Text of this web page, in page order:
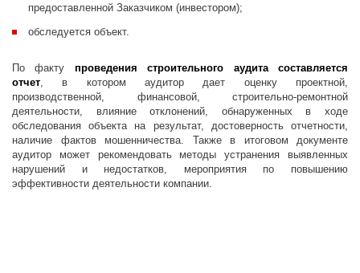
предоставленной Заказчиком (инвестором);
обследуется объект.
По факту проведения строительного аудита составляется
отчет, в котором аудитор дает оценку проектной,
производственной, финансовой, строительно-ремонтной
деятельности, влияние отклонений, обнаруженных в ходе
обследования объекта на результат, достоверность отчетности,
наличие фактов мошенничества. Также в итоговом документе
аудитор может рекомендовать методы устранения выявленных
нарушений и недостатков, мероприятия по повышению
эффективности деятельности компании.